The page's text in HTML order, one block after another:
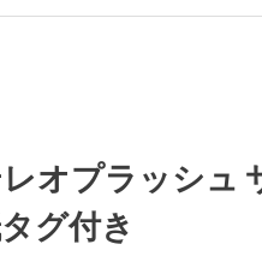
オプラッシュ
グ付き